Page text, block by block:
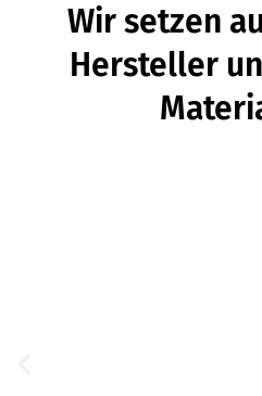
Wir setzen
Hersteller